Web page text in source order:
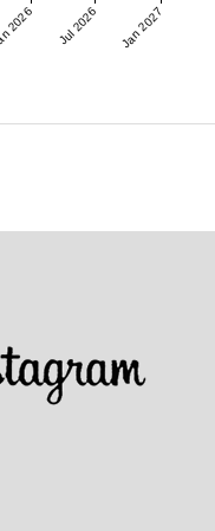
2026 Jul 2026 Jan 2027